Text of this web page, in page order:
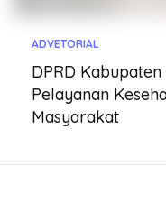
ADVETORIAL
DPRD
Pelayanan
Masyarakat